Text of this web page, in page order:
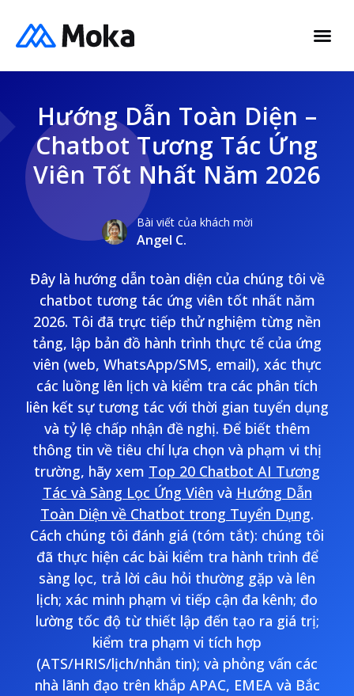
Hướng Dẫn Toàn Diện –
Chatbot Tương Tác Ứng
Viên Tốt Nhất Năm 2026
Bài viết của khách mời
Angel C.
Đây là hướng dẫn toàn diện của chúng tôi về
chatbot tương tác ứng viên tốt nhất năm
2026. Tôi đã trực tiếp thử nghiệm từng nền
tảng, lập bản đồ hành trình thực tế của ứng
viên (web, WhatsApp/SMS, email), xác thực
các luồng lên lịch và kiểm tra các phân tích
liên kết sự tương tác với thời gian tuyển dụng
và tỷ lệ chấp nhận đề nghị. Để biết thêm
thông tin về tiêu chí lựa chọn và phạm vi thị
trường, hãy xem Top 20 Chatbot AI Tương
Tác và Sàng Lọc Ứng Viên và Hướng Dẫn
Toàn Diện về Chatbot trong Tuyển Dụng.
Cách chúng tôi đánh giá (tóm tắt): chúng tôi
đã thực hiện các bài kiểm tra hành trình để
sàng lọc, trả lời câu hỏi thường gặp và lên
lịch; xác minh phạm vi tiếp cận đa kênh; đo
lường tốc độ từ thiết lập đến tạo ra giá trị;
kiểm tra phạm vi tích hợp
(ATS/HRIS/lịch/nhắn tin); và phỏng vấn các
nhà lãnh đạo trên khắp APAC, EMEA và Bắc